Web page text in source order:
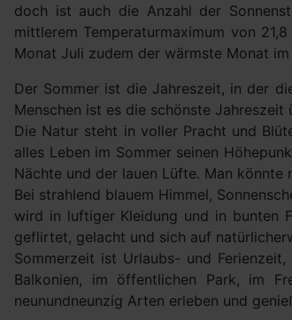
doch ist auch die Anzahl der
mittlerem Temperaturmaximum von
Monat Juli zudem der wärmste Monat im
Der Sommer ist die Jahreszeit, in der
Menschen ist es die schönste Jahreszeit
Die Natur steht in voller Pracht und
alles Leben im Sommer seinen
Nächte und der lauen Lüfte. Man könnte
Bei strahlend blauem Himmel,
wird in luftiger Kleidung und in bunten
geflirtet, gelacht und sich auf
Sommerzeit ist Urlaubs- und
Balkonien, im öffentlichen Park, im
neunundneunzig Arten erleben und